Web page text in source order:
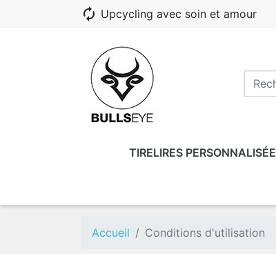
autorenew Upcycling avec soin et amour
TIRELIRES
COMMERÇANTS OU
BOÎTES
Boîtes sans gravure
Boîtes gravées
SUPPORTS D'ÉTAGÈRE
Accueil Conditions d'utilisation